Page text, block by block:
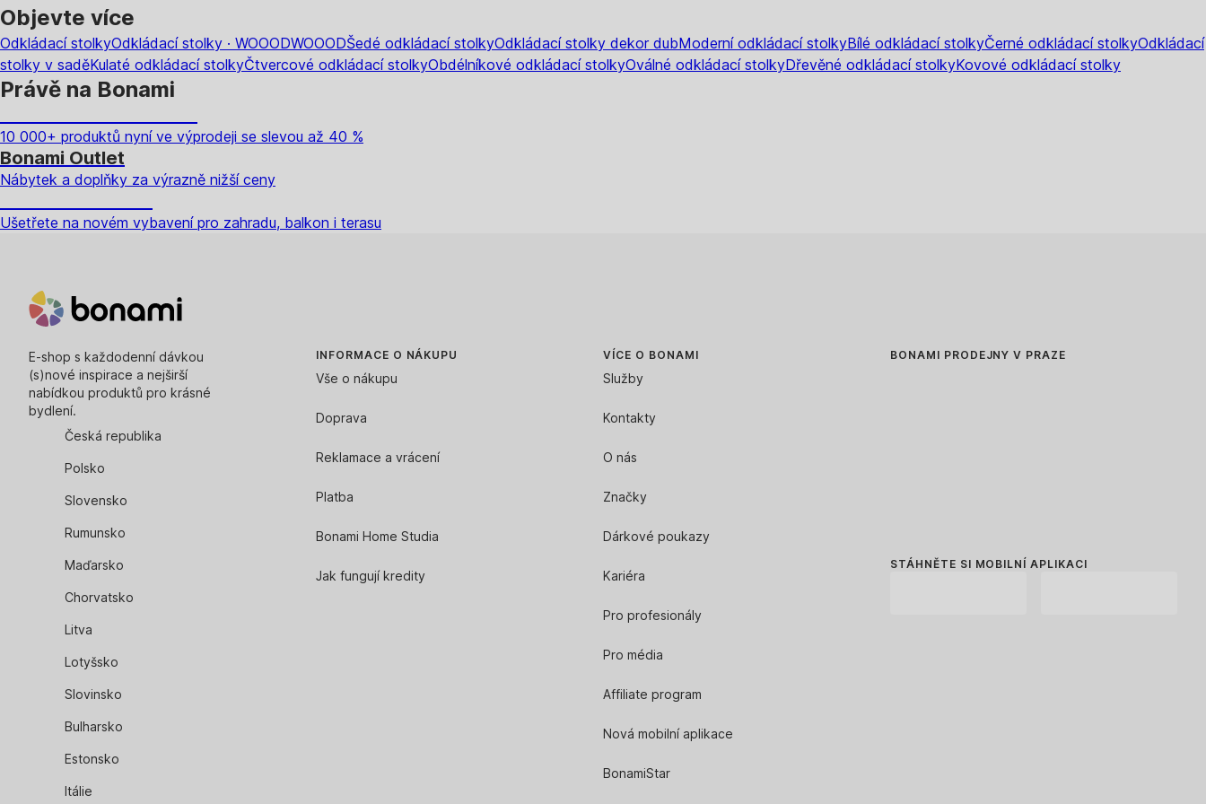
Objevte více
Odkládací stolkyOdkládací stolky · WOOODWOOODŠedé odkládací stolkyOdkládací stolky dekor dubModerní odkládací stolkyBílé odkládací stolkyČerné odkládací stolkyOdkládací
stolky v saděKulaté odkládací stolkyČtvercové odkládací stolkyObdélníkové odkládací stolkyOválné odkládací stolkyDřevěné odkládací stolkyKovové odkládací stolky
Právě na Bonami
10 000+ produktů nyní ve výprodeji se slevou až 40 %
Bonami Outlet
Nábytek a doplňky za výrazně nižší ceny
Ušetřete na novém vybavení pro zahradu, balkon i terasu
E-shop s každodenní dávkou
(s)nové inspirace a nejširší
nabídkou produktů pro krásné
bydlení.
Česká republika
Polsko
Slovensko
Rumunsko
Maďarsko
Chorvatsko
Litva
Lotyšsko
Slovinsko
Bulharsko
Estonsko
Itálie
INFORMACE O NÁKUPU
Vše o nákupu
Doprava
Reklamace a vrácení
Platba
Bonami Home Studia
Jak fungují kredity
VÍCE O BONAMI
Služby
Kontakty
O nás
Značky
Dárkové poukazy
Kariéra
Pro profesionály
Pro média
Affiliate program
Nová mobilní aplikace
BonamiStar
BONAMI PRODEJNY V PRAZE
STÁHNĚTE SI MOBILNÍ APLIKACI